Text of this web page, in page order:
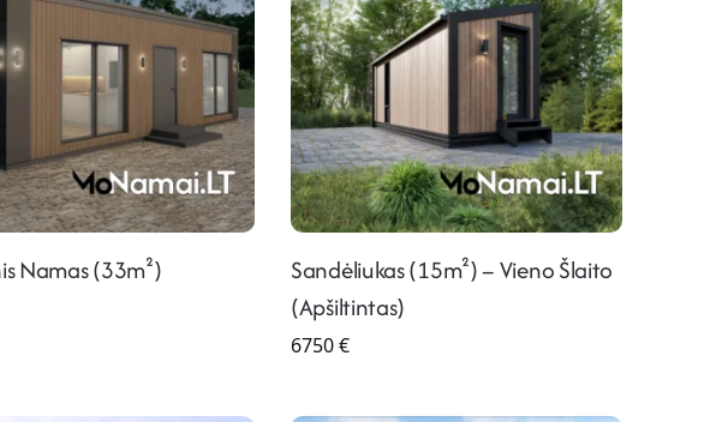
Namas (33m²)
Sandėliukas (15m²) – Vieno Šlaito
(Apšiltintas)
6750€